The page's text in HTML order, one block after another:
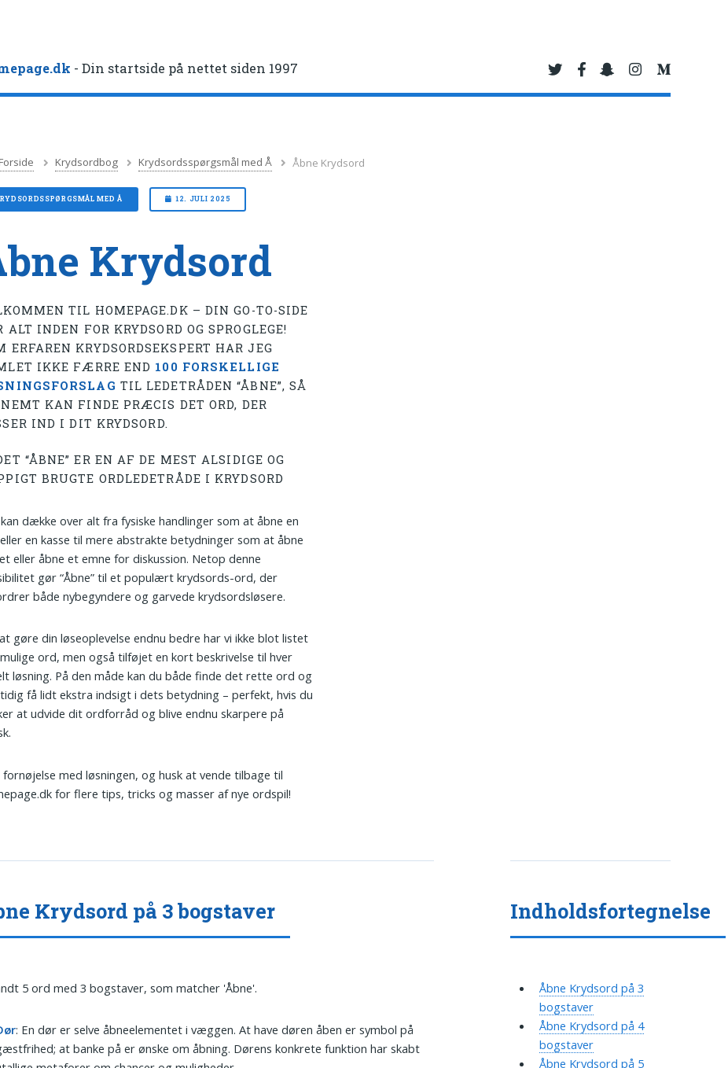
- Din startside på nettet siden 1997
Forside Krydsordbog Krydsordsspørgsmål med Å Åbne Krydsord
MED Å 12. JULI 2025
Krydsord
TIL HOMEPAGE.DK – DIN GO-TO-SIDE
ALT INDEN FOR KRYDSORD OG SPROGLEGE!
ERFAREN KRYDSORDSEKSPERT HAR JEG
IKKE FÆRRE END 100 FORSKELLIGE
TIL LEDETRÅDEN “ÅBNE”, SÅ
KAN FINDE PRÆCIS DET ORD, DER
IND I DIT KRYDSORD.
“ÅBNE” ER EN AF DE MEST ALSIDIGE OG
BRUGTE ORDLEDETRÅDE I KRYDSORD
dække over alt fra fysiske handlinger som at åbne en
en kasse til mere abstrakte betydninger som at åbne
eller åbne et emne for diskussion. Netop denne
gør “Åbne” til et populært krydsords-ord, der
både nybegyndere og garvede krydsordsløsere.
gøre din løseoplevelse endnu bedre har vi ikke blot listet
ord, men også tilføjet en kort beskrivelse til hver
løsning. På den måde kan du både finde det rette ord og
få lidt ekstra indsigt i dets betydning – perfekt, hvis du
at udvide dit ordforråd og blive endnu skarpere på
fornøjelse med løsningen, og husk at vende tilbage til
for flere tips, tricks og masser af nye ordspil!
Krydsord på 3 bogstaver
5 ord med 3 bogstaver, som matcher 'Åbne'.
: En dør er selve åbneelementet i væggen. At have døren åben er symbol på
at banke på er ønske om åbning. Dørens konkrete funktion har skabt
Indholdsfortegnelse
Åbne Krydsord på 3
bogstaver
Åbne Krydsord på 4
bogstaver
Åbne Krydsord på 5